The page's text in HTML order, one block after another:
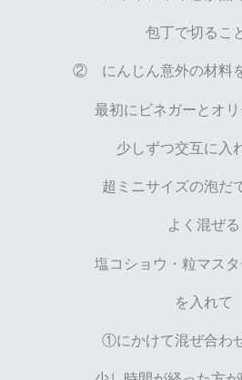
包丁で切るこ
② にんじん意外の材料
最初にビネガーとオ
少しずつ交互に入
超ミニサイズの泡だ
よく混ぜる
塩コショウ・粒マス
を入れて
①にかけて混ぜ合わ